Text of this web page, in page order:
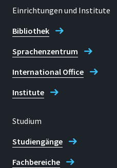
geöffnet.
E-mail
pia.funk@h-brs.de
Kontakt zum
Evaluations-
Einrichtungen und Institute
Bibliothek
Sprachenzentrum
International Office
Institute
Studium
Studiengänge
Fachbereiche